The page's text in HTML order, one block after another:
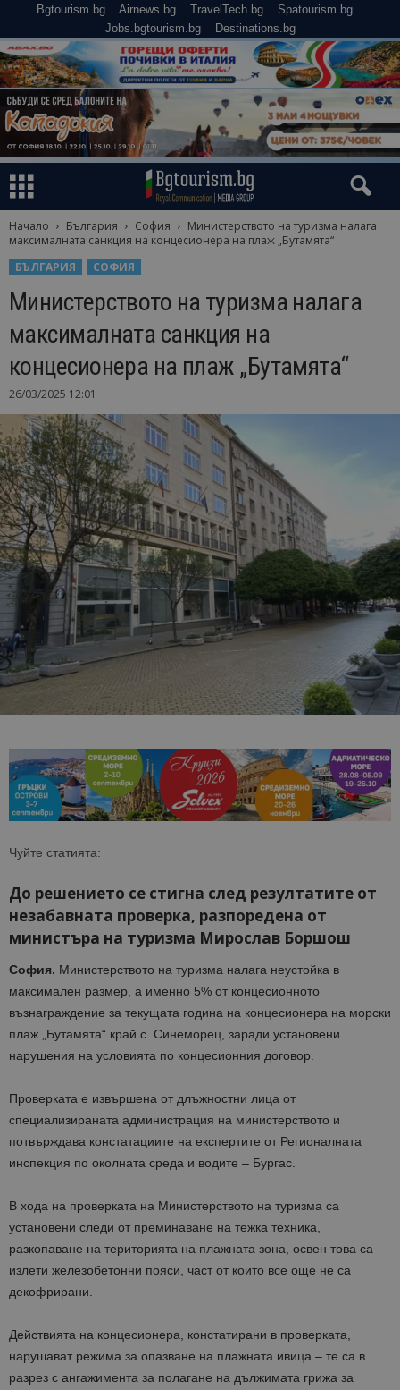
Bgtourism.bg Airnews.bg TravelTech.bg
Spatourism.bg
Jobs.bgtourism.bg
Destinations.bg
Начало България София
Министерството на туризма налага
максималната санкция на концесионера на плаж „Бутамята“
БЪЛГАРИЯ
СОФИЯ
Министерството на туризма налага
максималната санкция на
концесионера на плаж „Бутамята“
26/03/2025 12:01
Чуйте статията:
До решението се стигна след резултатите от
незабавната проверка, разпоредена от
министъра на туризма Мирослав Боршош
София. Министерството на туризма налага неустойка в
максимален размер, а именно 5% от концесионното
възнаграждение за текущата година на концесионера на морски
плаж „Бутамята“ край с. Синеморец, заради установени
нарушения на условията по концесионния договор.
Проверката е извършена от длъжностни лица от
специализираната администрация на министерството и
потвърждава констатациите на експертите от Регионалната
инспекция по околната среда и водите – Бургас.
В хода на проверката на Министерството на туризма са
установени следи от преминаване на тежка техника,
разкопаване на територията на плажната зона, освен това са
излети железобетонни пояси, част от които все още не са
декофрирани.
Действията на концесионера, констатирани в проверката,
нарушават режима за опазване на плажната ивица – те са в
разрез с ангажимента за полагане на дължимата грижа за